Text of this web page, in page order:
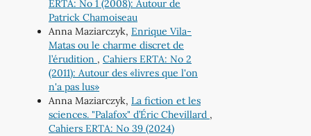
ERTA: No 1 (2008): Autour de
Patrick Chamoiseau
Anna Maziarczyk, Enrique Vila-
Matas ou le charme discret de
l’érudition , Cahiers ERTA: No 2
(2011): Autour des «livres que l'on
n'a pas lus»
Anna Maziarczyk, La fiction et les
sciences. "Palafox" d’Éric Chevillard ,
Cahiers ERTA: No 39 (2024)